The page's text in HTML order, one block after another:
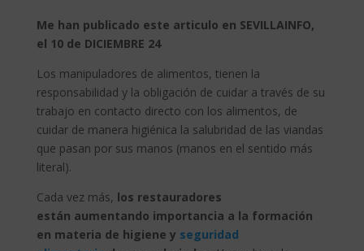
Me han publicado este articulo en SEVILLAINFO,
el 10 de DICIEMBRE 24
Los manipuladores de alimentos, tienen la
responsabilidad y la obligación de cuidar a través de su
trabajo en contacto directo con los alimentos, de
cuidar de manera higiénica la salubridad de las viandas
que pasan por sus manos (manos en el sentido más
literal).
Cada vez más, los restauradores
están aumentando importancia a la formación
en materia de higiene y seguridad